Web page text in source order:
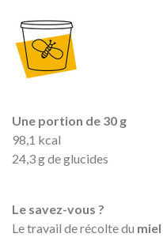
Une portion de 30 g
98,1 kcal
24,3 g de glucides
Le savez-vous ?
Le travail de récolte du miel